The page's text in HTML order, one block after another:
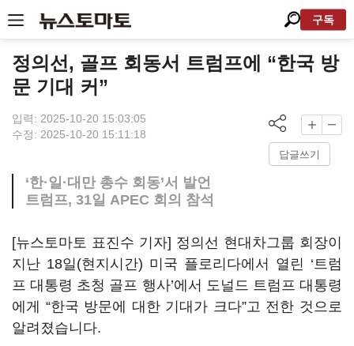
구독
정의선, 골프 회동서 트럼프에 “한국 방
문 기대 커”
입력: 2025-10-20 15:03:05
수정: 2025-10-20 15:11:18
답글쓰기
‘한·일·대만 총수 회동’서 발언
트럼프, 31일 APEC 회의 참석
[뉴스토마토 표진수 기자] 정의선 현대차그룹 회장이
지난 18일(현지시간) 미국 플로리다에서 열린 ‘트럼
프 대통령 초청 골프 행사’에서 도널드 트럼프 대통령
에게 “한국 방문에 대한 기대가 크다”고 전한 것으로
알려졌습니다.